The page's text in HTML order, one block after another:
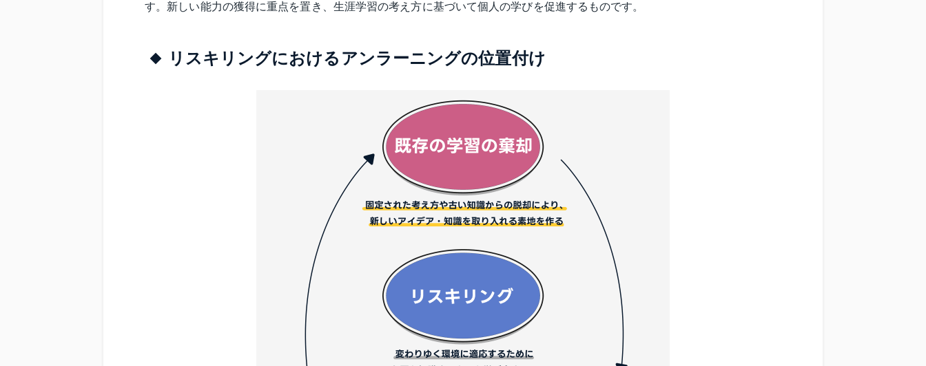
す。新しい能力の獲得に重点を置き、生涯学習の考え方に基づいて個人の学びを促進するものです。
リスキリングにおけるアンラーニングの位置付け